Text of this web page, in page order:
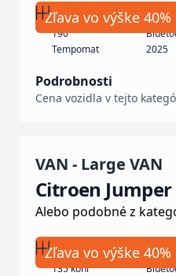
Zľava vo výške 40%
Automat Nafta
190
Tempomat
2025
Podrobnosti
Cena vozidla v tejto
VAN - Large VAN
Citroen Jumper
Alebo podobné z
Zľava vo výške 40%
Manuál Nafta
135 koní